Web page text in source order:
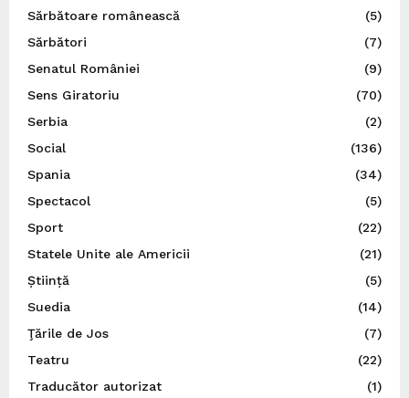
Sărbătoare românească
(5)
Sărbători
(7)
Senatul României
(9)
Sens Giratoriu
(70)
Serbia
(2)
Social
(136)
Spania
(34)
Spectacol
(5)
Sport
(22)
Statele Unite ale Americii
(21)
Știință
(5)
Suedia
(14)
Ţările de Jos
(7)
Teatru
(22)
Traducător autorizat
(1)